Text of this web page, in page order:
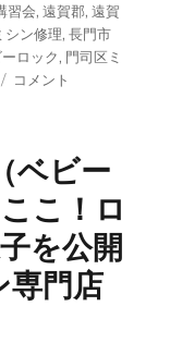
習会,遠賀郡,遠賀
シン修理,長門市
ロック, 門司区ミ
【ブ
ペ
ー
ス
セ
ッ
タ
コメント
ベビー
こ！ロ
を公開
専門店